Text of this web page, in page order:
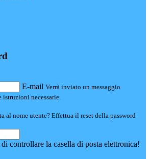
E-mail Verrà inviato un messaggio
necessarie.
al nome utente? Effettua il reset della password
controllare la casella di posta elettronica!